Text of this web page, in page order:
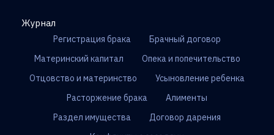
Журнал
Регистрация брака
Брачный договор
Материнский капитал
Опека и попечительство
Отцовство и материнство
Усыновление ребенка
Расторжение брака
Алименты
Раздел имущества
Договор дарения